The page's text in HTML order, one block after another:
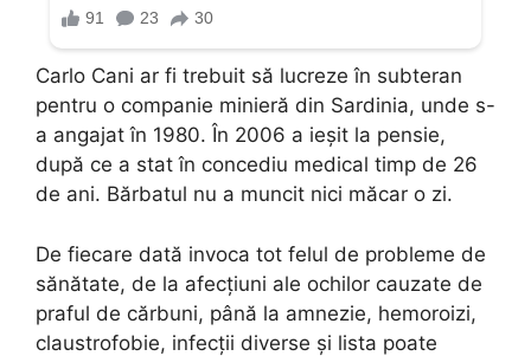
Carlo Cani ar fi trebuit să lucreze în subteran
pentru o companie minieră din Sardinia, unde s-
a angajat în 1980. În 2006 a ieșit la pensie,
după ce a stat în concediu medical timp de 26
de ani. Bărbatul nu a muncit nici măcar o zi.
De fiecare dată invoca tot felul de probleme de
sănătate, de la afecțiuni ale ochilor cauzate de
praful de cărbuni, până la amnezie, hemoroizi,
claustrofobie, infecții diverse și lista poate